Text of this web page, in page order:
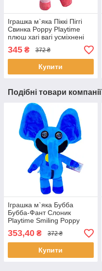
Іграшка м`яка Піккі Піггі
Свинка Poppy Playtime
плюш хагі вагі усміхнені
тварини Україна
36*18*6см (00517-98)
345 ₴ 372 ₴
Купити
Подібні товари компанії
Іграшка м`яка Бубба
Бубба-Фант Слоник
Playtime Smiling Poppy
усміхнені тварини Україна
39*27*6см
353,40 ₴ 372 ₴
Купити